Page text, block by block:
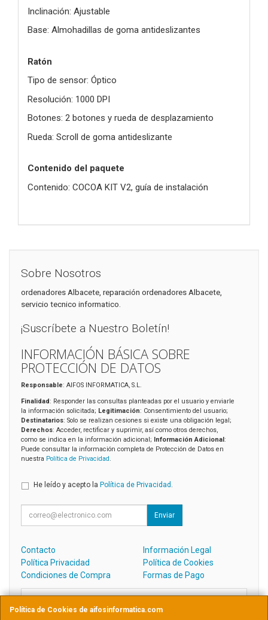
Inclinación: Ajustable
Base: Almohadillas de goma antideslizantes
Ratón
Tipo de sensor: Óptico
Resolución: 1000 DPI
Botones: 2 botones y rueda de desplazamiento
Rueda: Scroll de goma antideslizante
Contenido del paquete
Contenido: COCOA KIT V2, guía de instalación
Política de Cookies de aifosinformatica.com
Sobre Nosotros
ordenadores Albacete, reparación ordenadores Albacete,
servicio tecnico informatico.
¡Suscríbete a Nuestro Boletín!
INFORMACIÓN BÁSICA SOBRE
PROTECCIÓN DE DATOS
Responsable: AIFOS INFORMATICA, S.L.
Finalidad: Responder las consultas planteadas por el usuario y enviarle
la información solicitada; Legitimación: Consentimiento del usuario;
Destinatarios: Solo se realizan cesiones si existe una obligación legal;
Derechos: Acceder, rectificar y suprimir, así como otros derechos,
como se indica en la información adicional; Información Adicional:
Puede consultar la información completa de Protección de Datos en
nuestra Política de Privacidad.
He leído y acepto la Política de Privacidad .
Enviar
Contacto
Información Legal
Política Privacidad
Política de Cookies
Condiciones de Compra
Formas de Pago
Contacto